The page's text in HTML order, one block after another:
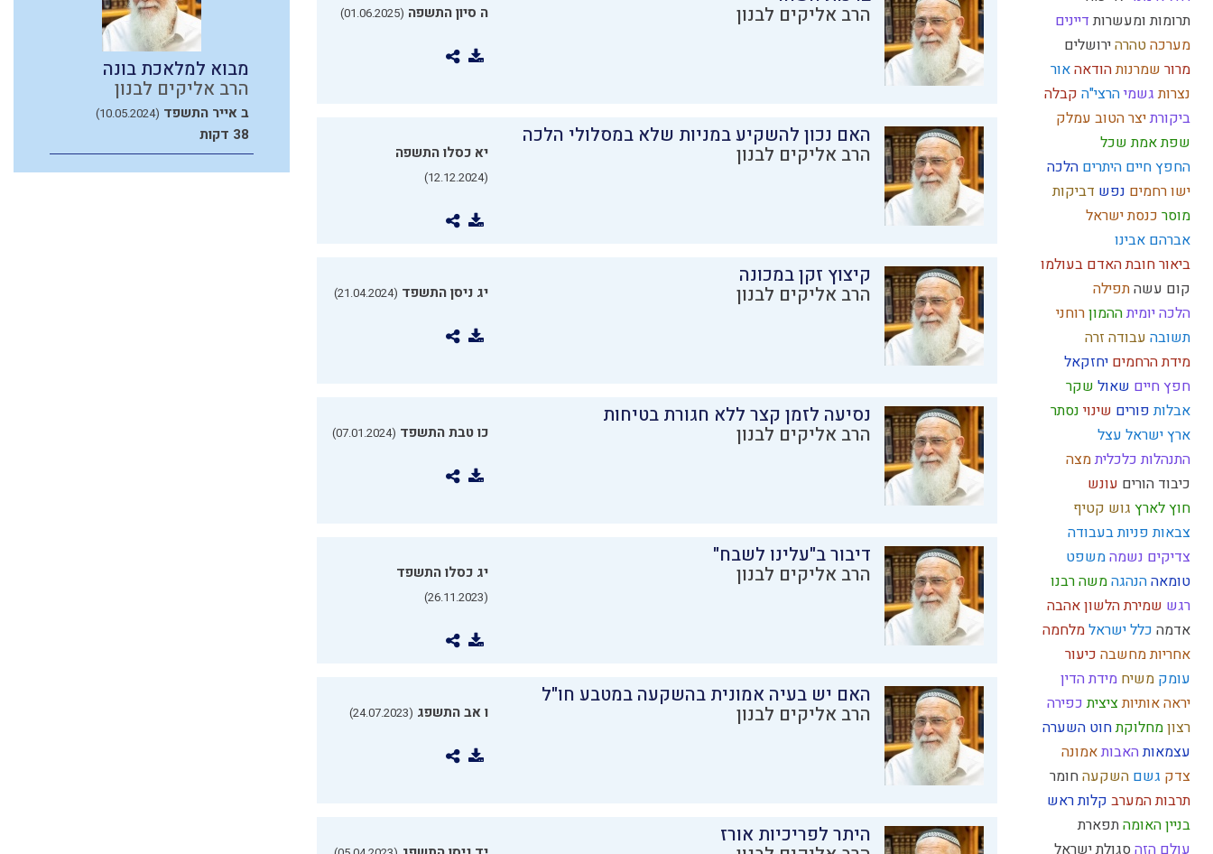
תרומות ומעשרותדיינים
מערכהטהרהירושלים
מרור שמרנותהודאהאור
נצרותגשמיהרצי"ה קבלה
ביקורתיצר הטוב עמלק
שפת אמתשכל
החפץ חיים היתרים הלכה
ישורחמים נפש דביקות
מוסר כנסת ישראל
אברהם אבינו
ביאור חובת האדם בעולמו
קום עשהתפילה
הלכה יומיתההמוןרוחני
תשובה עבודה זרה
מידת הרחמים יחזקאל
חפץ חיים שאול שקר
אבלותפורים שינוי נסתר
ארץ ישראל עצל
התנהלות כלכליתמצה
כיבוד הורים עונש
חוץ לארץ גוש קטיף
צבאותפניות בעבודה
צדיקים נשמהמשפט
טומאההנהגהמשה רבנו
רגש שמירת הלשוןאהבה
אדמה כלל ישראלמלחמה
אחריותמחשבה כיעור
עומק משיח מידת הדין
יראהאותיותציציתכפירה
רצוןמחלוקתחוט השערה
עצמאותהאבותאמונה
צדק גשם השקעהחומר
תרבות המערב קלות ראש
בניין האומהתפארת
עולם הזהסגולת ישראל
הרב אליקים לבנון ה סיון התשפה (01.06.2025)
האם נכון להשקיע במניות שלא במסלולי הלכה
הרב אליקים לבנון יא כסלו התשפה
(12.12.2024)
קיצוץ זקן במכונה
הרב אליקים לבנון יג ניסן התשפד (21.04.2024)
נסיעה לזמן קצר ללא חגורת בטיחות
הרב אליקים לבנון כו טבת התשפד (07.01.2024)
דיבור ב"עלינו לשבח"
הרב אליקים לבנון יג כסלו התשפד
(26.11.2023)
האם יש בעיה אמונית בהשקעה במטבע חו"ל
הרב אליקים לבנון ו אב התשפג (24.07.2023)
היתר לפריכיות אורז
מבוא למלאכת בונה
הרב אליקים לבנון
ב אייר התשפד (10.05.2024)
38 דקות